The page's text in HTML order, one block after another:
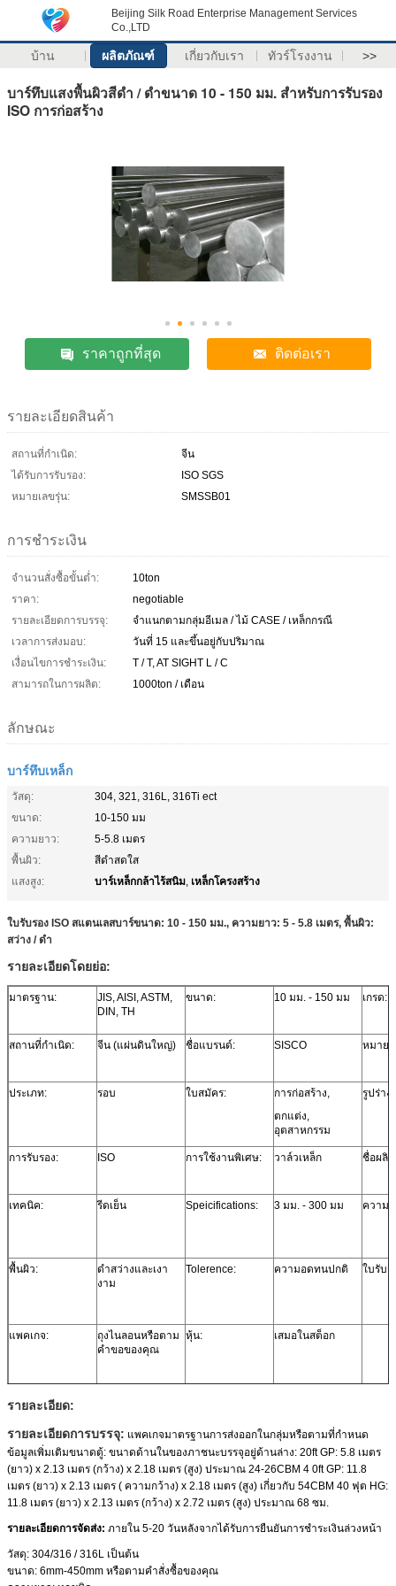
Beijing Silk Road Enterprise Management Services
Co.,LTD
บ้าน ผลิตภัณฑ์ เกี่ยวกับเรา ทัวร์โรงงาน >>
บาร์ทึบแสงพื้นผิวสีดำ / ดำขนาด 10 - 150 มม. สำหรับการรับรอง
ISO การก่อสร้าง
ราคาถูกที่สุด ติดต่อเรา
รายละเอียดสินค้า
สถานที่กำเนิด:
จีน
ได้รับการรับรอง:
ISO SGS
หมายเลขรุ่น:
SMSSB01
การชำระเงิน
จำนวนสั่งซื้อขั้นต่ำ:
10ton
ราคา:
negotiable
รายละเอียดการบรรจุ:
จำแนกตามกลุ่มอีเมล / ไม้ CASE / เหล็กกรณี
เวลาการส่งมอบ:
วันที่ 15 และขึ้นอยู่กับปริมาณ
เงื่อนไขการชำระเงิน:
T / T, AT SIGHT L / C
สามารถในการผลิต:
1000ton / เดือน
ลักษณะ
บาร์ทึบเหล็ก
วัสดุ:
304, 321, 316L, 316Ti ect
ขนาด:
10-150 มม
ความยาว:
5-5.8 เมตร
พื้นผิว:
สีดำสดใส
แสงสูง:
บาร์เหล็กกล้าไร้สนิม, เหล็กโครงสร้าง
ใบรับรอง ISO สแตนเลสบาร์ขนาด: 10 - 150 มม., ความยาว: 5 - 5.8 เมตร, พื้นผิว:
สว่าง / ดำ
รายละเอียดโดยย่อ:
มาตรฐาน:
JIS, AISI, ASTM,
DIN, TH
ขนาด: 10 มม. - 150 มม เกรด:
สถานที่กำเนิด: จีน (แผ่นดินใหญ่) ชื่อแบรนด์: SISCO หมายเ
ประเภท: รอบ ใบสมัคร:
การก่อสร้าง,
ตกแต่ง,
อุตสาหกรรม
รูปร่าง:
การรับรอง: ISO การใช้งานพิเศษ: วาล์วเหล็ก ชื่อผลิ
เทคนิค: รีดเย็น Speicifications: 3 มม. - 300 มม ความ
พื้นผิว:
ดำสว่างและเงา
งาม
Tolerence: ความอดทนปกติ ใบรับร
แพคเกจ:
ถุงไนลอนหรือตาม
คำขอของคุณ
หุ้น: เสมอในสต็อก
รายละเอียด:
รายละเอียดการบรรจุ: แพคเกจมาตรฐานการส่งออกในกลุ่มหรือตามที่กำหนด
ข้อมูลเพิ่มเติมขนาดตู้: ขนาดด้านในของภาชนะบรรจุอยู่ด้านล่าง: 20ft GP: 5.8 เมตร
(ยาว) x 2.13 เมตร (กว้าง) x 2.18 เมตร (สูง) ประมาณ 24-26CBM 4 0ft GP: 11.8
เมตร (ยาว) x 2.13 เมตร ( ความกว้าง) x 2.18 เมตร (สูง) เกี่ยวกับ 54CBM 40 ฟุต HG:
11.8 เมตร (ยาว) x 2.13 เมตร (กว้าง) x 2.72 เมตร (สูง) ประมาณ 68 ซม.
รายละเอียดการจัดส่ง: ภายใน 5-20 วันหลังจากได้รับการยืนยันการชำระเงินล่วงหน้า
วัสดุ: 304/316 / 316L เป็นต้น
ขนาด: 6mm-450mm หรือตามคำสั่งซื้อของคุณ